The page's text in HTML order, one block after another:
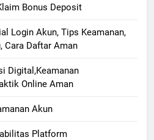
Bonus Deposit
Login Akun, Tips Keamanan,
Cara Daftar Aman
Digital,Keamanan
Online Aman
Akun
Platform